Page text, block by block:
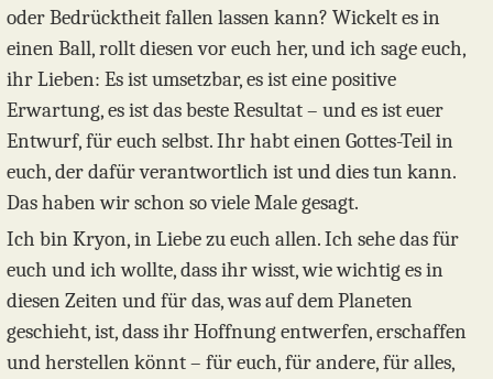
oder Bedrücktheit fallen lassen kann? Wickelt es in
einen Ball, rollt diesen vor euch her, und ich sage euch,
ihr Lieben: Es ist umsetzbar, es ist eine positive
Erwartung, es ist das beste Resultat – und es ist euer
Entwurf, für euch selbst. Ihr habt einen Gottes-Teil in
euch, der dafür verantwortlich ist und dies tun kann.
Das haben wir schon so viele Male gesagt.
Ich bin Kryon, in Liebe zu euch allen. Ich sehe das für
euch und ich wollte, dass ihr wisst, wie wichtig es in
diesen Zeiten und für das, was auf dem Planeten
geschieht, ist, dass ihr Hoffnung entwerfen, erschaffen
und herstellen könnt – für euch, für andere, für alles,